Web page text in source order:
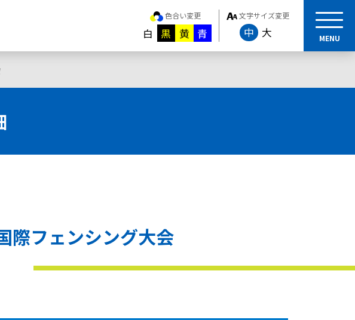
色合い変更
白 黒 黄 青
文字サイズ変更
中 大 MENU
際フェンシング大会